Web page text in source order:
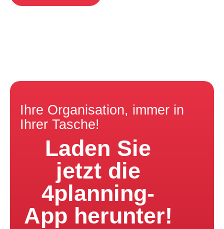
Ihre Organisation, immer in
Ihrer Tasche!
Laden Sie
jetzt die
4planning-
App herunter!